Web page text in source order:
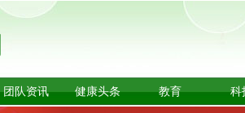
团队资讯 健康头条 教育 科